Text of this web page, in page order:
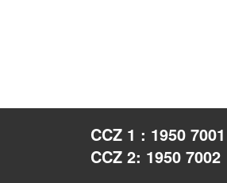
CCZ 1 : 1950 7001
CCZ 2: 1950 7002